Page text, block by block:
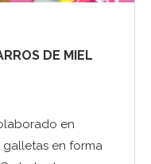
DE MIEL
en
en forma